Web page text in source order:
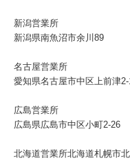
新潟営業所
新潟県南魚沼市余川89
名古屋営業所
愛知県名古屋市中区上前津
広島営業所
広島県広島市中区小町2-26
北海道営業所北海道札幌市